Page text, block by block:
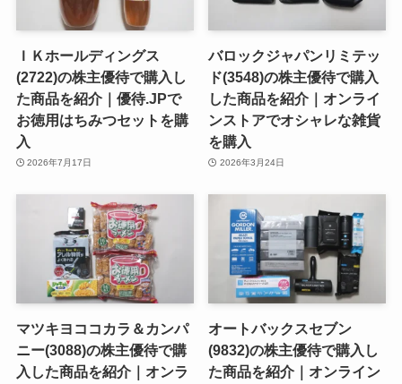
ＩＫホールディングス
(2722)の株主優待で購入し
た商品を紹介｜優待.JPで
お徳用はちみつセットを購
入
2026年7月17日
バロックジャパンリミテッ
ド(3548)の株主優待で購入
した商品を紹介｜オンライ
ンストアでオシャレな雑貨
を購入
2026年3月24日
マツキヨココカラ＆カンパ
ニー(3088)の株主優待で購
入した商品を紹介｜オンラ
オートバックスセブン
(9832)の株主優待で購入し
た商品を紹介｜オンライン